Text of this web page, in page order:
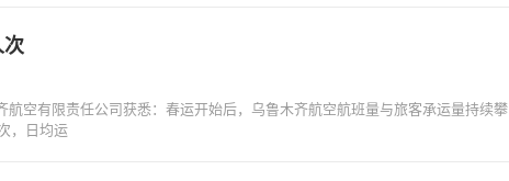
次
航空有限责任公司获悉：春运开始后，乌鲁木齐航空航班量与旅客承运量持续攀
，日均运